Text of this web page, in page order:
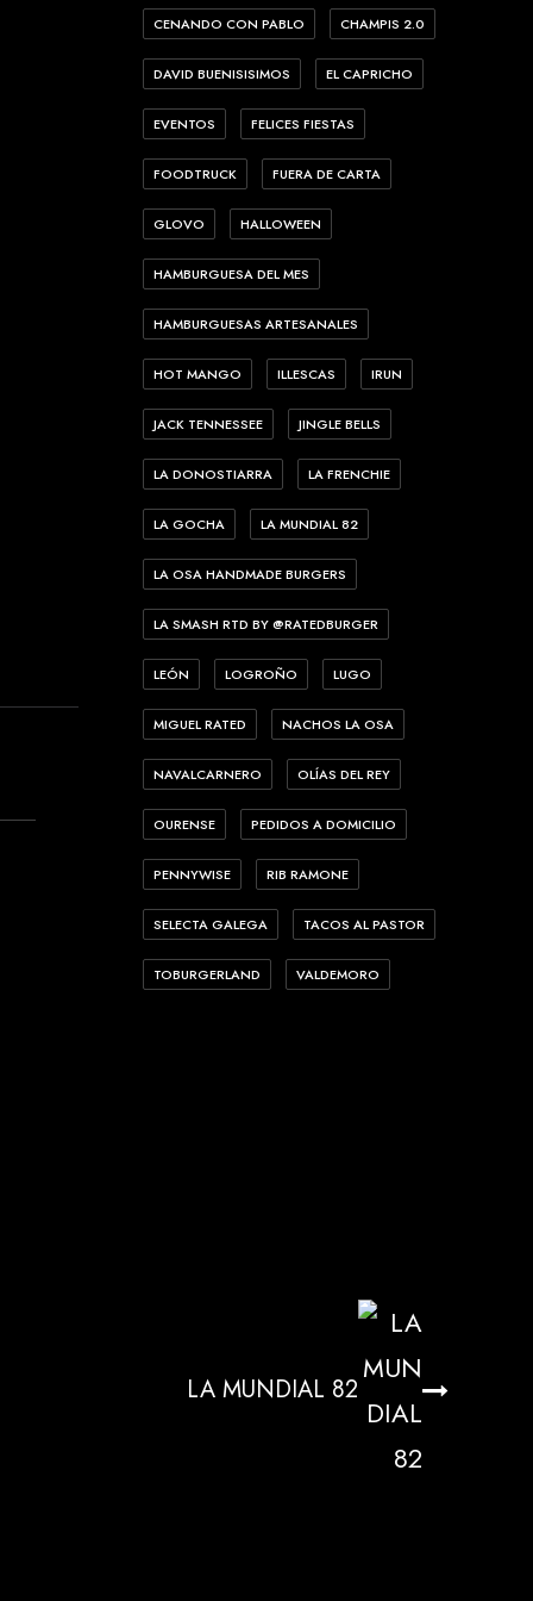
CENANDO CON PABLO CHAMPIS 2.0
DAVID BUENISISIMOS EL CAPRICHO
EVENTOS FELICES FIESTAS
FOODTRUCK FUERA DE CARTA
GLOVO HALLOWEEN
HAMBURGUESA DEL MES
HAMBURGUESAS ARTESANALES
HOT MANGO ILLESCAS IRUN
JACK TENNESSEE JINGLE BELLS
LA DONOSTIARRA LA FRENCHIE
LA GOCHA LA MUNDIAL 82
LA OSA HANDMADE BURGERS
LA SMASH RTD BY @RATEDBURGER
LEÓN LOGROÑO LUGO
MIGUEL RATED NACHOS LA OSA
NAVALCARNERO OLÍAS DEL REY
OURENSE PEDIDOS A DOMICILIO
PENNYWISE RIB RAMONE
SELECTA GALEGA TACOS AL PASTOR
TOBURGERLAND VALDEMORO
LA MUNDIAL 82